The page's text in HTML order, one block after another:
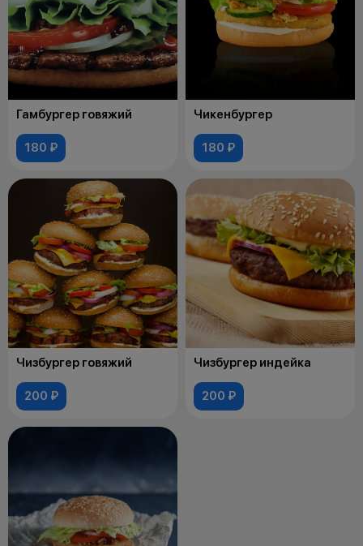
Гамбургер говяжий
180 ₽
Чикенбургер
180 ₽
Чизбургер говяжий
200 ₽
Чизбургер индейка
200 ₽